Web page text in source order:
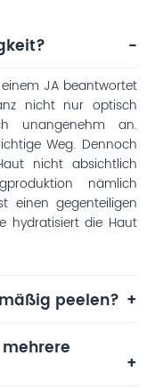
JA beantwortet
nicht nur optisch
unangenehm an.
Weg. Dennoch
nicht absichtlich
nämlich
einen gegenteiligen
hydratisiert die Haut
peelen?